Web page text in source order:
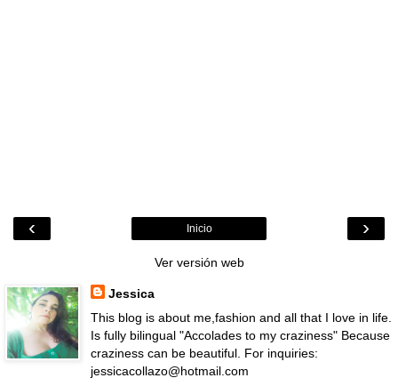
‹ ›
Inicio
Ver versión web
Jessica
This blog is about me,fashion and all that I love in life.
Is fully bilingual "Accolades to my craziness" Because
craziness can be beautiful. For inquiries:
jessicacollazo@hotmail.com